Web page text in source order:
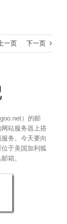
一页 下一页
）的邮
站服务器上搭
务。今天要向
于美国加利狐
箱。